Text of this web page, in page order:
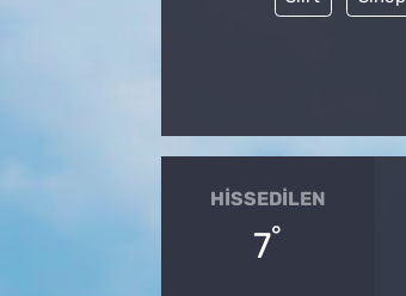
HISSEDILEN
7°